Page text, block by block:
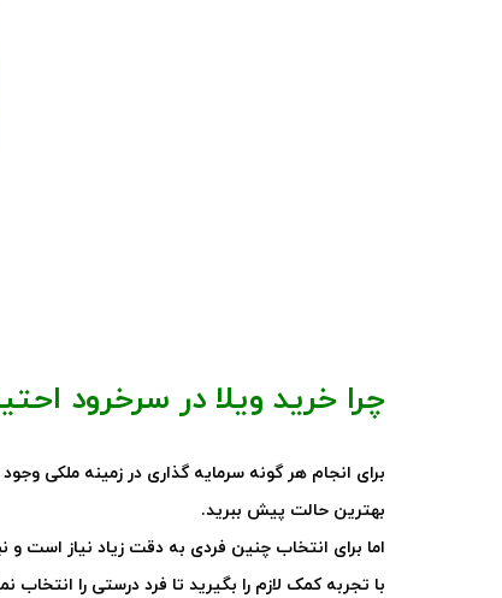
چرا خرید ویلا در سرخرود
برای انجام هر گونه سرمایه گذاری در زمینه ملکی
بهترین حالت پیش ببرید.
اما برای انتخاب چنین فردی به دقت زیاد نیاز است و
با تجربه کمک لازم را بگیرید تا فرد درستی را انتخاب